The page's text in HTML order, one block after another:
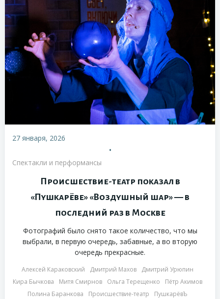
27 января, 2026
•
Спектакли и перформансы
Происшествие-театр показал в
«Пушкарёве» «Воздушный шар» — в
последний раз в Москве
Фотографий было снято такое количество, что мы
выбрали, в первую очередь, забавные, а во вторую
очередь прекрасные.
Алексей Караковский Дмитрий Махов
Дмитрий Урюпин
Кира Бычкова
Митя Смирнов Ольга Терещенко
Пётр Акимов
Полина Баранкова
Происшествие-театр
ПушкарёвЪ